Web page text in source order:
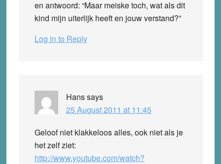
en antwoord: “Maar meiske toch, wat als dit
kind mijn uiterlijk heeft en jouw verstand?”
Log in to Reply
Hanssays
25 August 2011 at 11:45
Geloof niet klakkeloos alles, ook niet als je
het zelf ziet:
http://www.youtube.com/watch?